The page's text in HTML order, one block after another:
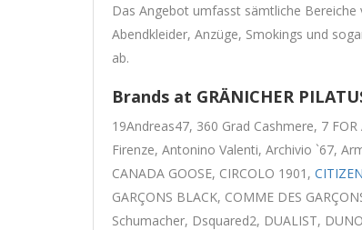
Das Angebot umfasst sämtliche Bereiche
Abendkleider, Anzüge, Smokings und
ab.
Brands at GRÄNICHER
19Andreas47, 360 Grad Cashmere, 7
Firenze, Antonino Valenti, Archivio `67,
CANADA GOOSE, CIRCOLO 1901,
GARÇONS BLACK, COMME DES
Schumacher, Dsquared2, DUALIST,